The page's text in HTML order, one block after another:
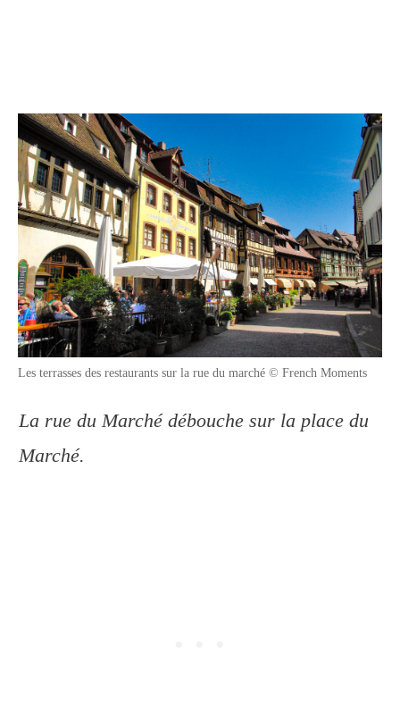
Les terrasses des restaurants sur la rue du marché © French Moments
La rue du Marché débouche sur la place du
Marché.